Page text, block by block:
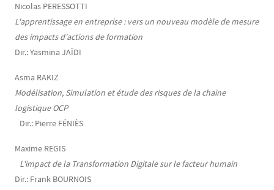
Nicolas PERESSOTTI
L'apprentissage en entreprise : vers un nouveau modèle de mesure
des impacts d'actions de formation
Dir.: Yasmina JAÏDI
Asma RAKIZ
Modélisation, Simulation et étude des risques de la chaine
logistique OCP
Dir.: Pierre FÉNIÈS
Maxime REGIS
L'impact de la Transformation Digitale sur le facteur humain
Dir.: Frank BOURNOIS